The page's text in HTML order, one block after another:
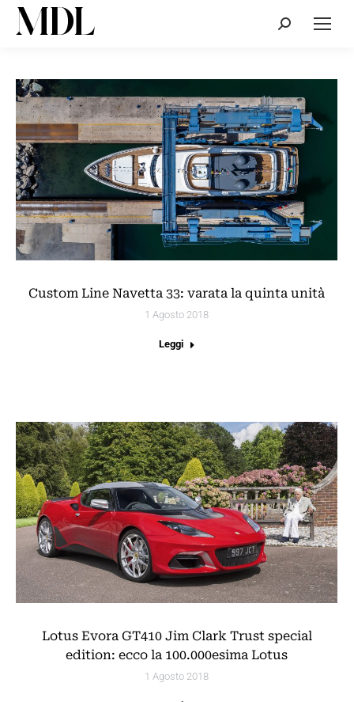
Cerca:
Custom Line Navetta 33: varata la quinta unità
1 Agosto 2018
Leggi
Lotus Evora GT410 Jim Clark Trust special
edition: ecco la 100.000esima Lotus
1 Agosto 2018